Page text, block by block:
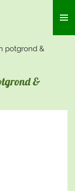
potgrond &
&